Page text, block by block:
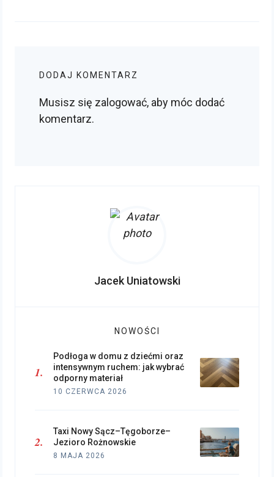
DODAJ KOMENTARZ
Musisz się zalogować, aby móc dodać
komentarz.
Jacek Uniatowski
NOWOŚCI
Podłoga w domu z dziećmi oraz
intensywnym ruchem: jak wybrać
odporny materiał
10 CZERWCA 2026
Taxi Nowy Sącz–Tęgoborze–
Jezioro Rożnowskie
8 MAJA 2026